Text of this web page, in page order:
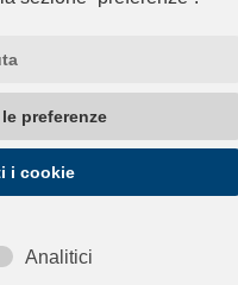
per
dell' Oil & Gas.
Acciai al Carbonio,
¼, 2 ¼, Cr, Acciai
Leghe di Nickel 625,